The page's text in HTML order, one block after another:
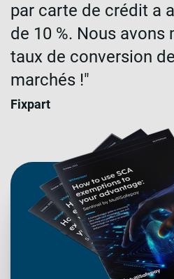
par carte de crédit a
de 10 %. Nous avons
taux de conversion
marchés !"
Fixpart